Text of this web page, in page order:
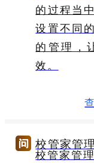
的过程当
设置不同
的管理，
效。
校管家管
校管家管